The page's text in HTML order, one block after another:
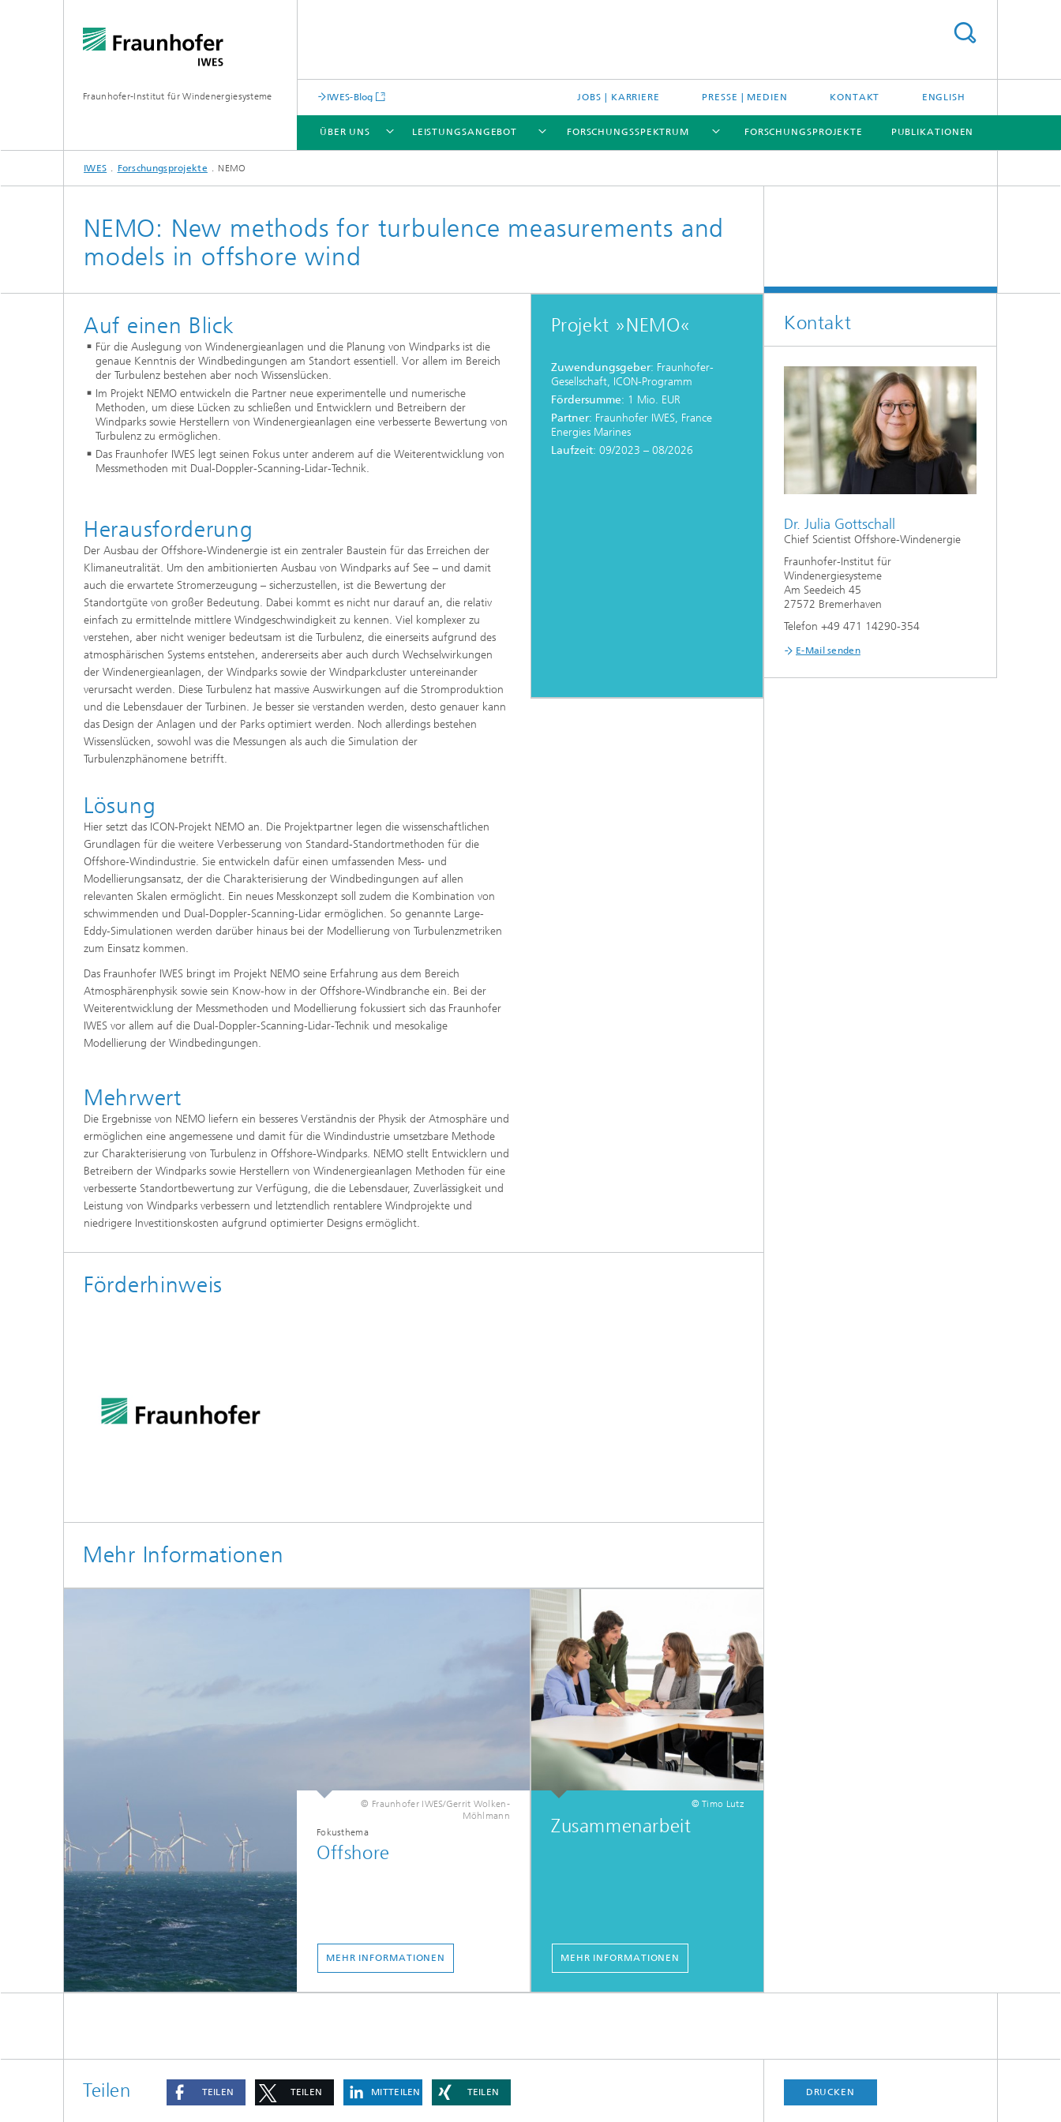
Fraunhofer-Institut für Windenergiesysteme IWES-Blog JOBS | KARRIERE PRESSE | MEDIEN KONTAKT ENGLISH
ÜBER UNS
ÜBER UNS
LEISTUNGSANGEBOT
LEISTUNGSANGEBOT
FORSCHUNGSSPEKTRUM
FORSCHUNGSSPEKTRUM
FORSCHUNGSPROJEKTE PUBLIKATIONEN
IWES Forschungsprojekte NEMO
NEMO: New methods for turbulence measurements and
models in offshore wind
Auf einen Blick
Für die Auslegung von Windenergieanlagen und die Planung von Windparks ist die
genaue Kenntnis der Windbedingungen am Standort essentiell. Vor allem im Bereich
der Turbulenz bestehen aber noch Wissenslücken.
Im Projekt NEMO entwickeln die Partner neue experimentelle und numerische
Methoden, um diese Lücken zu schließen und Entwicklern und Betreibern der
Windparks sowie Herstellern von Windenergieanlagen eine verbesserte Bewertung von
Turbulenz zu ermöglichen.
Das Fraunhofer IWES legt seinen Fokus unter anderem auf die Weiterentwicklung von
Messmethoden mit Dual-Doppler-Scanning-Lidar-Technik.
Herausforderung
Der Ausbau der Offshore-Windenergie ist ein zentraler Baustein für das Erreichen der
Klimaneutralität. Um den ambitionierten Ausbau von Windparks auf See – und damit
auch die erwartete Stromerzeugung – sicherzustellen, ist die Bewertung der
Standortgüte von großer Bedeutung. Dabei kommt es nicht nur darauf an, die relativ
einfach zu ermittelnde mittlere Windgeschwindigkeit zu kennen. Viel komplexer zu
verstehen, aber nicht weniger bedeutsam ist die Turbulenz, die einerseits aufgrund des
atmosphärischen Systems entstehen, andererseits aber auch durch Wechselwirkungen
der Windenergieanlagen, der Windparks sowie der Windparkcluster untereinander
verursacht werden. Diese Turbulenz hat massive Auswirkungen auf die Stromproduktion
und die Lebensdauer der Turbinen. Je besser sie verstanden werden, desto genauer kann
das Design der Anlagen und der Parks optimiert werden. Noch allerdings bestehen
Wissenslücken, sowohl was die Messungen als auch die Simulation der
Turbulenzphänomene betrifft.
Lösung
Hier setzt das ICON-Projekt NEMO an. Die Projektpartner legen die wissenschaftlichen
Grundlagen für die weitere Verbesserung von Standard-Standortmethoden für die
Offshore-Windindustrie. Sie entwickeln dafür einen umfassenden Mess- und
Modellierungsansatz, der die Charakterisierung der Windbedingungen auf allen
relevanten Skalen ermöglicht. Ein neues Messkonzept soll zudem die Kombination von
schwimmenden und Dual-Doppler-Scanning-Lidar ermöglichen. So genannte Large-
Eddy-Simulationen werden darüber hinaus bei der Modellierung von Turbulenzmetriken
zum Einsatz kommen.
Das Fraunhofer IWES bringt im Projekt NEMO seine Erfahrung aus dem Bereich
Atmosphärenphysik sowie sein Know-how in der Offshore-Windbranche ein. Bei der
Weiterentwicklung der Messmethoden und Modellierung fokussiert sich das Fraunhofer
IWES vor allem auf die Dual-Doppler-Scanning-Lidar-Technik und mesokalige
Modellierung der Windbedingungen.
Mehrwert
Die Ergebnisse von NEMO liefern ein besseres Verständnis der Physik der Atmosphäre und
ermöglichen eine angemessene und damit für die Windindustrie umsetzbare Methode
zur Charakterisierung von Turbulenz in Offshore-Windparks. NEMO stellt Entwicklern und
Betreibern der Windparks sowie Herstellern von Windenergieanlagen Methoden für eine
verbesserte Standortbewertung zur Verfügung, die die Lebensdauer, Zuverlässigkeit und
Leistung von Windparks verbessern und letztendlich rentablere Windprojekte und
niedrigere Investitionskosten aufgrund optimierter Designs ermöglicht.
Projekt »NEMO«
Zuwendungsgeber: Fraunhofer-
Gesellschaft, ICON-Programm
Fördersumme: 1 Mio. EUR
Partner: Fraunhofer IWES, France
Energies Marines
Laufzeit: 09/2023 – 08/2026
Förderhinweis
Mehr Informationen
© Fraunhofer IWES/Gerrit Wolken-
Möhlmann
Fokusthema
Offshore
MEHR INFORMATIONEN
© Timo Lutz
Zusammenarbeit
MEHR INFORMATIONEN
Kontakt
Dr. Julia Gottschall
Chief Scientist Offshore-Windenergie
Fraunhofer-Institut für
Windenergiesysteme
Am Seedeich 45
27572 Bremerhaven
Telefon +49 471 14290-354
E-Mail senden
Teilen TEILEN TEILEN MITTEILEN TEILEN DRUCKEN